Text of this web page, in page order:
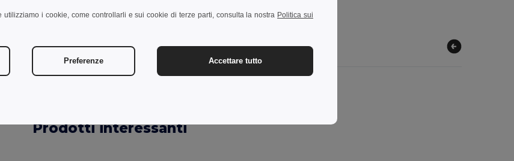
Prodotti interessanti
utilizziamo i cookie, come controllarli e sui cookie di terze parti, consulta la nostra Politica sui
Preferenze Accettare tutto